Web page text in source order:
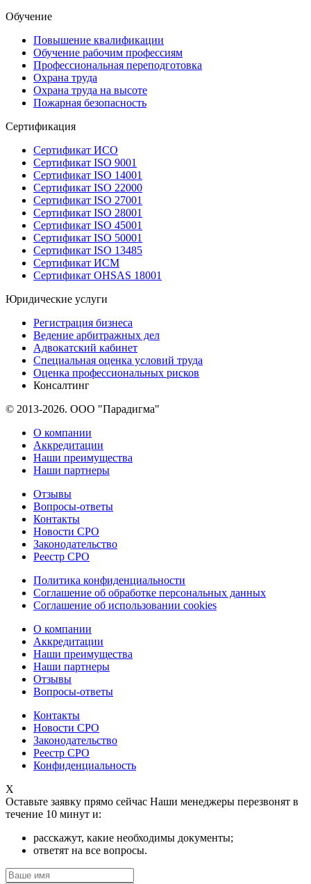
Обучение
Повышение квалификации
Обучение рабочим профессиям
Профессиональная переподготовка
Охрана труда
Охрана труда на высоте
Пожарная безопасность
Сертификация
Сертификат ИСО
Сертификат ISO 9001
Сертификат ISO 14001
Сертификат ISO 22000
Сертификат ISO 27001
Сертификат ISO 28001
Сертификат ISO 45001
Сертификат ISO 50001
Сертификат ISO 13485
Сертификат ИСМ
Сертификат OHSAS 18001
Юридические услуги
Регистрация бизнеса
Ведение арбитражных дел
Адвокатский кабинет
Специальная оценка условий труда
Оценка профессиональных рисков
Консалтинг
© 2013-2026. ООО "Парадигма"
О компании
Аккредитации
Наши преимущества
Наши партнеры
Отзывы
Вопросы-ответы
Контакты
Новости СРО
Законодательство
Реестр СРО
Политика конфиденциальности
Соглашение об обработке персональных данных
Соглашение об использовании cookies
О компании
Аккредитации
Наши преимущества
Наши партнеры
Отзывы
Вопросы-ответы
Контакты
Новости СРО
Законодательство
Реестр СРО
Конфиденциальность
X
Оставьте заявку прямо сейчас Наши менеджеры перезвонят в
течение 10 минут и:
расскажут, какие необходимы документы;
ответят на все вопросы.